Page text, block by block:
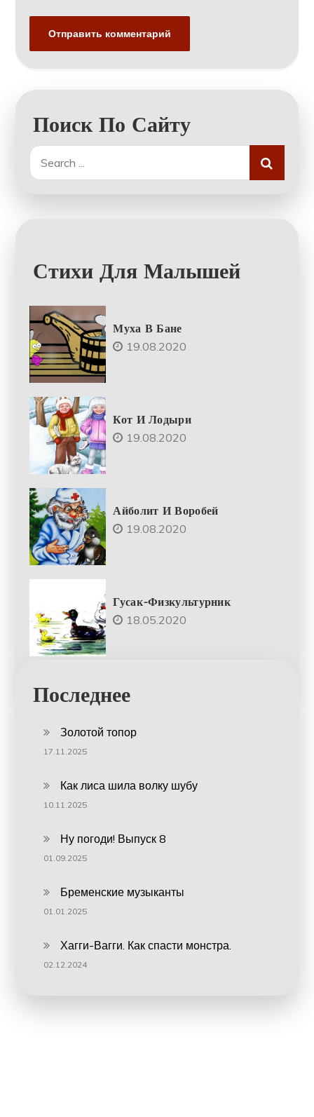
Поиск По Сайту
Search
for:
Стихи Для Малышей
Муха В Бане
19.08.2020
Кот И Лодыри
19.08.2020
Айболит И Воробей
19.08.2020
Гусак-Физкультурник
18.05.2020
Последнее
Золотой топор
17.11.2025
Как лиса шила волку шубу
10.11.2025
Ну погоди! Выпуск 8
01.09.2025
Бременские музыканты
01.01.2025
Хагги-Вагги. Как спасти монстра.
02.12.2024